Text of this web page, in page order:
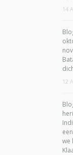
14
12
we